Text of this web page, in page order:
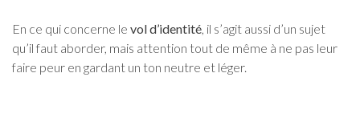
En ce qui concerne le vol d’identité, il s’agit aussi d’un sujet
qu’il faut aborder, mais attention tout de même à ne pas leur
faire peur en gardant un ton neutre et léger.